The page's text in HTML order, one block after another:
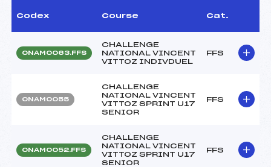
Codex Course Cat.
ONAM0063.FFS
CHALLENGE
NATIONAL VINCENT
VITTOZ INDIVDUEL
FFS
ONAM0055
CHALLENGE
NATIONAL VINCENT
VITTOZ SPRINT U17
SENIOR
FFS
ONAM0052.FFS
CHALLENGE
NATIONAL VINCENT
VITTOZ SPRINT U17
SENIOR
FFS